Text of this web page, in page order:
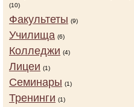
(10)
Факультеты (9)
Училища (6)
Колледжи (4)
Лицеи (1)
Семинары (1)
Тренинги (1)